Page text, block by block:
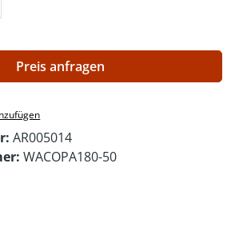
Preis anfragen
AR005014
WACOPA180-50